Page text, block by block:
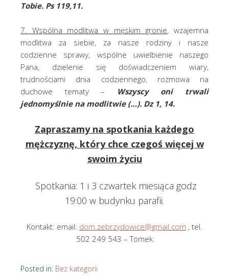
Tobie. Ps 119,11.
7. Wspólna modlitwa w męskim gronie, wzajemna
modlitwa za siebie, za nasze rodziny i nasze
codzienne sprawy, wspólne uwielbienie naszego
Pana, dzielenie się doświadczeniem wiary,
trudnościami dnia codziennego, rozmowa na
duchowe tematy –
Wszyscy oni trwali
jednomyślnie na modlitwie (…). Dz 1, 14.
Zapraszamy na spotkania każdego
mężczyznę, który chce czegoś więcej w
swoim życiu
Spotkania: 1 i 3 czwartek miesiąca godz
19:00 w budynku parafii.
Kontakt: email: dom.zebrzydowice@gmail.com , tel.
502 249 543 – Tomek
Posted in: Bez kategorii